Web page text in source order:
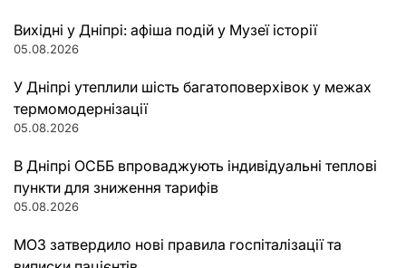
Вихідні у Дніпрі: афіша подій у Музеї історії
05.08.2026
У Дніпрі утеплили шість багатоповерхівок у межах
термомодернізації
05.08.2026
В Дніпрі ОСББ впроваджують індивідуальні теплові
пункти для зниження тарифів
05.08.2026
МОЗ затвердило нові правила госпіталізації та